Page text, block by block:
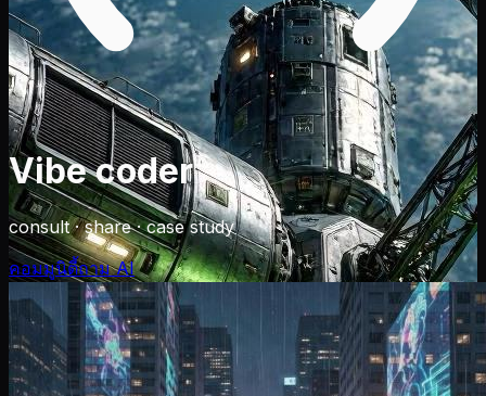
Vibe coder
consult · share · case study
คอมมูนิตี้ถาม AI